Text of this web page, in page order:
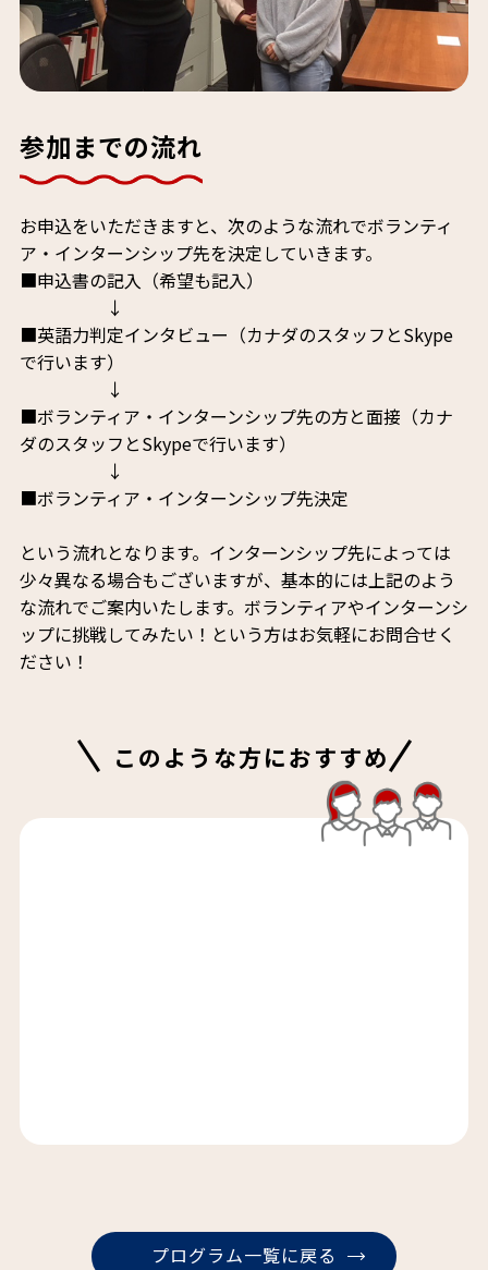
参加までの流れ
お申込をいただきますと、次のような流れでボランティ
ア・インターンシップ先を決定していきます。
■申込書の記入（希望も記入）
↓
■英語力判定インタビュー（カナダのスタッフとSkype
で行います）
↓
■ボランティア・インターンシップ先の方と面接（カナ
ダのスタッフとSkypeで行います）
↓
■ボランティア・インターンシップ先決定
という流れとなります。インターンシップ先によっては
少々異なる場合もございますが、基本的には上記のよう
な流れでご案内いたします。ボランティアやインターンシ
ップに挑戦してみたい！という方はお気軽にお問合せく
ださい！
このような方におすすめ
プログラム一覧に戻る